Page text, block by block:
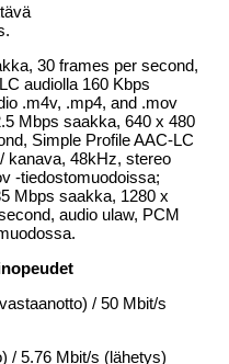
30 frames per second,
audiolla 160 Kbps
.m4v, .mp4, and .mov
Mbps saakka, 640 x 480
Simple Profile AAC-LC
kanava, 48kHz, stereo
-tiedostomuodoissa;
Mbps saakka, 1280 x
audio ulaw, PCM
/ 50 Mbit/s
/ 5.76 Mbit/s (lähetys)